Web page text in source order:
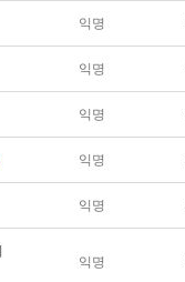
익명
익명
익명
익명
익명
익명